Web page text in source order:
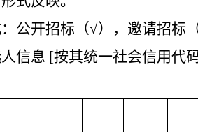
公开招标（√），邀请招标
信息 [按其统一社会信用代